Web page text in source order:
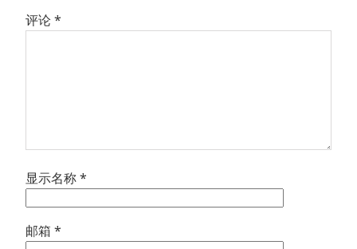
评论*
显示名称*
邮箱 *